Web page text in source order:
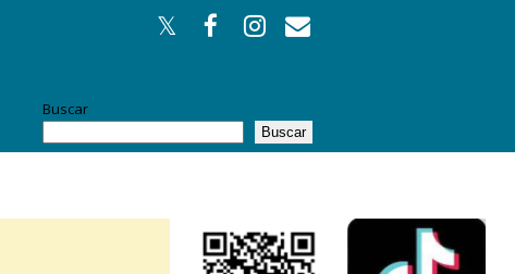
Buscar
Buscar